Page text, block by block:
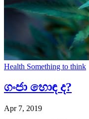
Health Something to think
ගංජා හොඳ ද?
Apr 7, 2019